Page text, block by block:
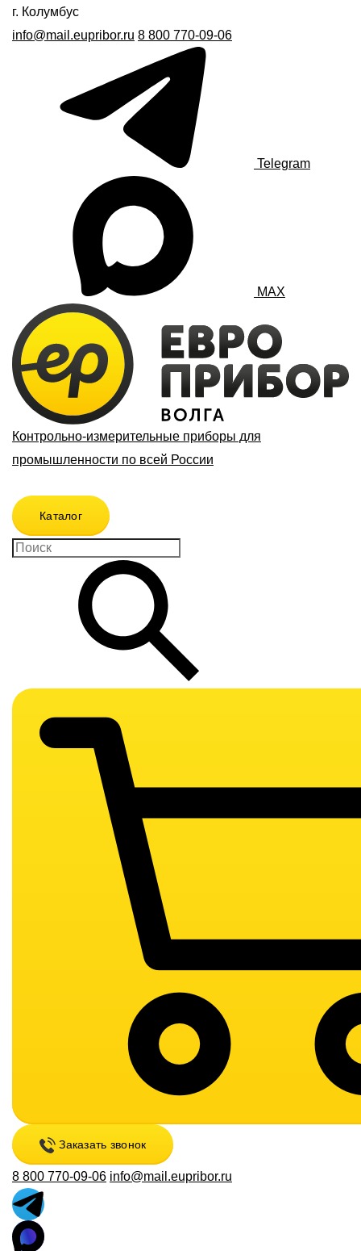
г. Колумбус
info@mail.eupribor.ru 8 800 770-09-06
Telegram
MAX
Контрольно-измерительные приборы для
промышленности по всей России
Каталог
Заказать звонок
8 800 770-09-06 info@mail.eupribor.ru